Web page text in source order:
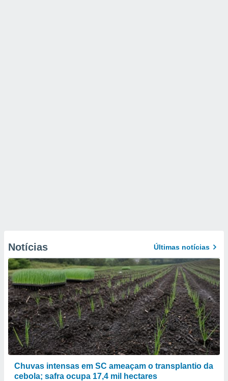
Notícias Últimas notícias
Chuvas intensas em SC ameaçam o transplantio da
cebola; safra ocupa 17,4 mil hectares